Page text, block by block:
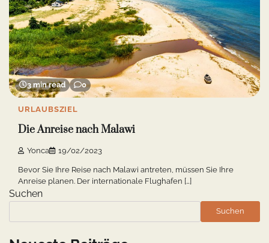
3 min read 0
URLAUBSZIEL
Die Anreise nach Malawi
Yonca 19/02/2023
Bevor Sie Ihre Reise nach Malawi antreten, müssen Sie Ihre
Anreise planen. Der internationale Flughafen […]
Suchen
Suchen